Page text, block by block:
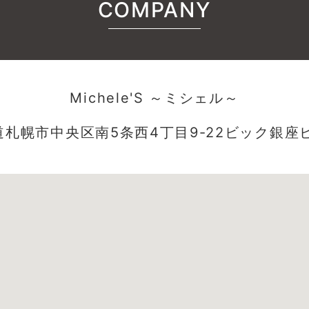
COMPANY
Michele'S ～ミシェル～
札幌市中央区南5条西4丁目9-22ビック銀座